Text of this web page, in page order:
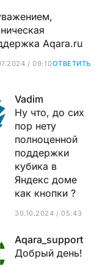
Aqara.ru
/ 09:10ОТВЕТИТЬ
Vadim
Ну что, до сих
пор нету
полноценной
поддержки
кубика в
Яндекс доме
как кнопки ?
30.10.2024 / 05:43
Aqara_support
Добрый день!